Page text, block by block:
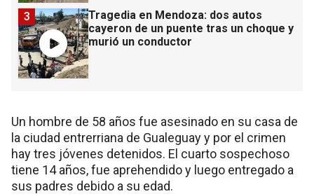
Tragedia en Mendoza: dos autos
cayeron de un puente tras un choque y
murió un conductor
3
Un hombre de 58 años fue asesinado en su casa de
la ciudad entrerriana de Gualeguay y por el crimen
hay tres jóvenes detenidos. El cuarto sospechoso
tiene 14 años, fue aprehendido y luego entregado a
sus padres debido a su edad.